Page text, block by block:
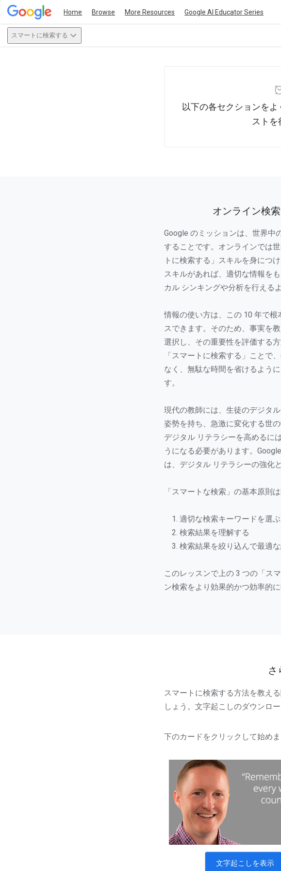
Home Browse More Resources Google AI Educator Series
スマートに検索する
以下の各セクションを
ストを
オンライン検
Google のミッションは、世界中
することです。オンラインでは
トに検索する」スキルを身につ
スキルがあれば、適切な情報を
カル シンキングや分析を行える
情報の使い方は、この 10 年で
スできます。そのため、事実を
選択し、その重要性を評価する
「スマートに検索する」ことで
なく、無駄な時間を省けるよう
す。
現代の教師には、生徒のデジタ
姿勢を持ち、急激に変化する世
デジタル リテラシーを高めるに
うになる必要があります。
は、デジタル リテラシーの強化
「スマートな検索」の基本原則
適切な検索キーワードを選ぶ
検索結果を理解する
検索結果を絞り込んで最適
このレッスンで上の 3 つの「ス
ン検索をより効果的かつ効率的
さ
スマートに検索する方法を教え
しょう。文字起こしのダウンロー
下のカードをクリックして始めま
文字起こしを表示